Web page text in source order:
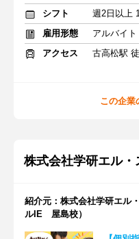
シフト
週2日以上
雇用形態
アルバイト
アクセス
古高松駅
この企業
株式会社学研エル
紹介元：株式会社学研エル
ルIE 屋島校）